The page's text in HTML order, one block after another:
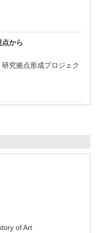
点から
究拠点形成プロジェク
of Art